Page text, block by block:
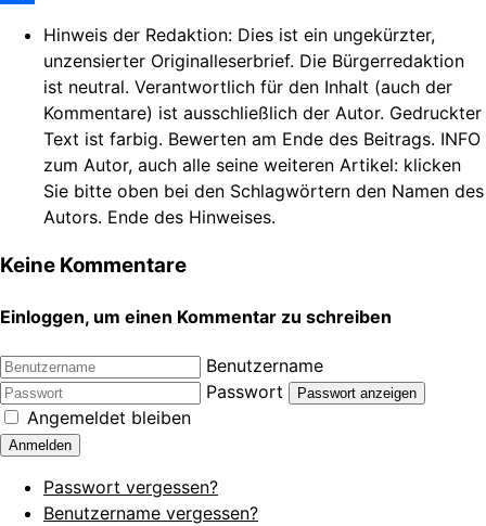
Hinweis der Redaktion: Dies ist ein ungekürzter,
unzensierter Originalleserbrief. Die Bürgerredaktion
ist neutral. Verantwortlich für den Inhalt (auch der
Kommentare) ist ausschließlich der Autor. Gedruckter
Text ist farbig. Bewerten am Ende des Beitrags. INFO
zum Autor, auch alle seine weiteren Artikel: klicken
Sie bitte oben bei den Schlagwörtern den Namen des
Autors. Ende des Hinweises.
Keine Kommentare
Einloggen, um einen Kommentar zu schreiben
Benutzername
Passwort
Passwort anzeigen
Angemeldet bleiben
Anmelden
Passwort vergessen?
Benutzername vergessen?